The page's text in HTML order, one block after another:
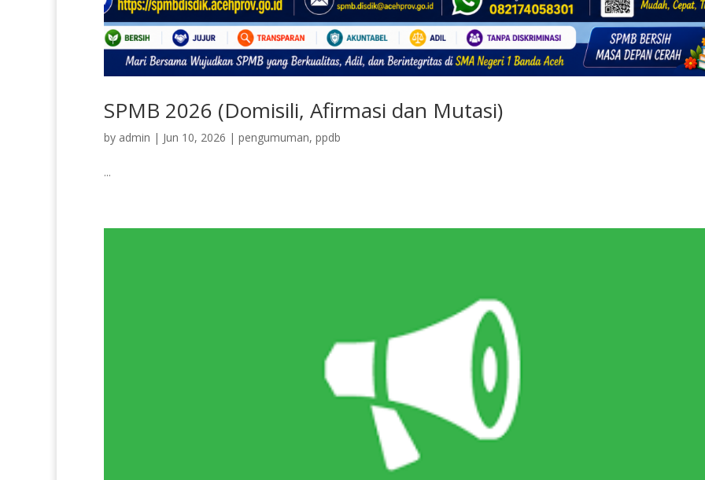
SPMB 2026 (Domisili, Afirmasi dan Mutasi)
by admin | Jun 10, 2026 | pengumuman, ppdb
...